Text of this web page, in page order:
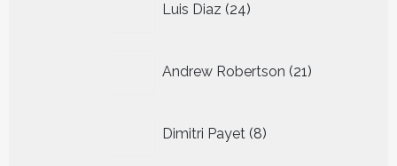
Luis Diaz 24
producten
Andrew Robertson 21
producten
Dimitri Payet 8
producten